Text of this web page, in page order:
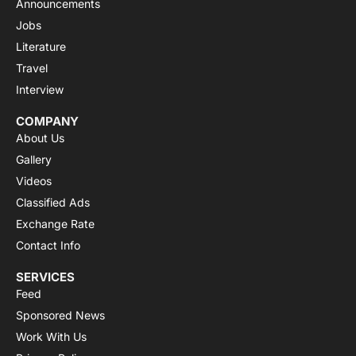
Announcements
Jobs
Literature
Travel
Interview
COMPANY
About Us
Gallery
Videos
Classified Ads
Exchange Rate
Contact Info
SERVICES
Feed
Sponsored News
Work With Us